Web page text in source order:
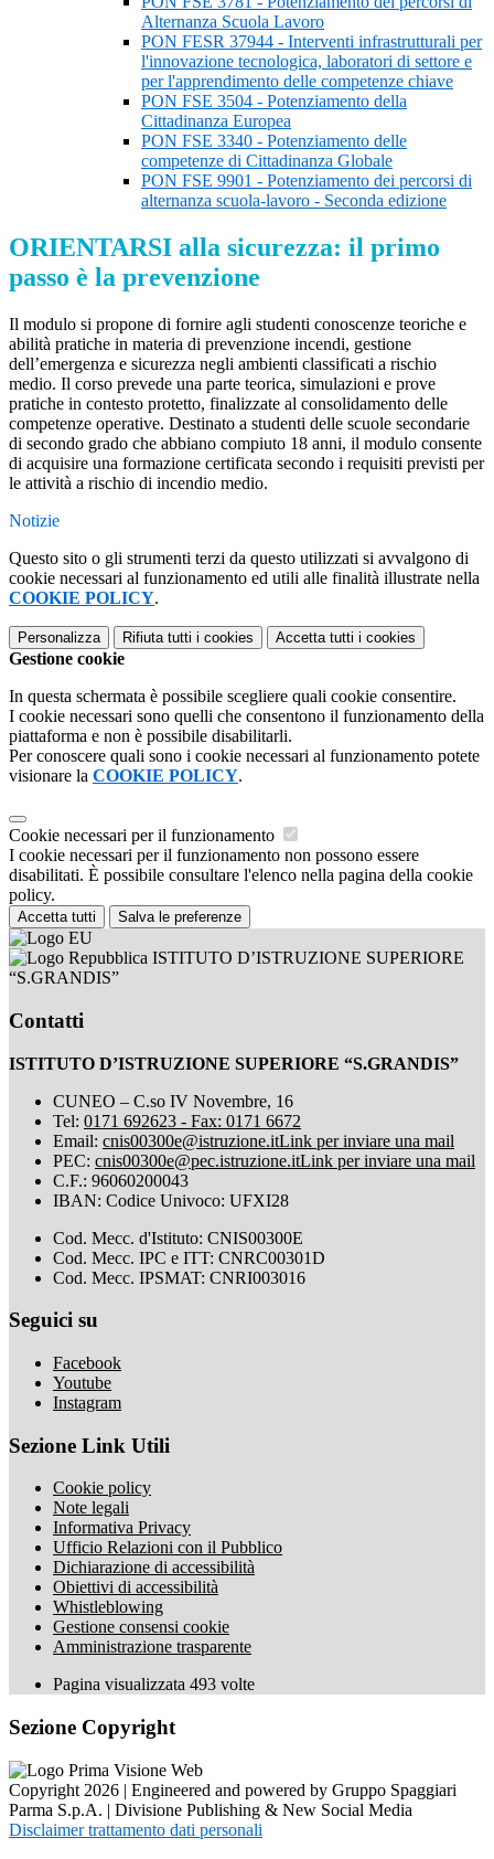
Alternanza Scuola Lavoro
PON FESR 37944 - Interventi infrastrutturali per
l'innovazione tecnologica, laboratori di settore e
per l'apprendimento delle competenze chiave
PON FSE 3504 - Potenziamento della
Cittadinanza Europea
PON FSE 3340 - Potenziamento delle
competenze di Cittadinanza Globale
PON FSE 9901 - Potenziamento dei percorsi di
alternanza scuola-lavoro - Seconda edizione
ORIENTARSI alla sicurezza: il primo
passo è la prevenzione
Il modulo si propone di fornire agli studenti conoscenze teoriche e
abilità pratiche in materia di prevenzione incendi, gestione
dell’emergenza e sicurezza negli ambienti classificati a rischio
medio. Il corso prevede una parte teorica, simulazioni e prove
pratiche in contesto protetto, finalizzate al consolidamento delle
competenze operative. Destinato a studenti delle scuole secondarie
di secondo grado che abbiano compiuto 18 anni, il modulo consente
di acquisire una formazione certificata secondo i requisiti previsti per
le attività a rischio di incendio medio.
Notizie
Questo sito o gli strumenti terzi da questo utilizzati si avvalgono di
cookie necessari al funzionamento ed utili alle finalità illustrate nella
COOKIE POLICY.
Personalizza Rifiuta tutti i cookies Accetta tutti i cookies
Gestione cookie
In questa schermata è possibile scegliere quali cookie consentire.
I cookie necessari sono quelli che consentono il funzionamento della
piattaforma e non è possibile disabilitarli.
Per conoscere quali sono i cookie necessari al funzionamento potete
visionare la COOKIE POLICY.
Cookie necessari per il funzionamento
I cookie necessari per il funzionamento non possono essere
disabilitati. È possibile consultare l'elenco nella pagina della cookie
policy.
Accetta tutti Salva le preferenze
ISTITUTO D’ISTRUZIONE SUPERIORE
“S.GRANDIS”
Contatti
ISTITUTO D’ISTRUZIONE SUPERIORE “S.GRANDIS”
CUNEO – C.so IV Novembre, 16
Tel: 0171 692623 - Fax: 0171 6672
Email: cnis00300e@istruzione.itLink per inviare una mail
PEC: cnis00300e@pec.istruzione.itLink per inviare una mail
C.F.: 96060200043
IBAN: Codice Univoco: UFXI28
Cod. Mecc. d'Istituto: CNIS00300E
Cod. Mecc. IPC e ITT: CNRC00301D
Cod. Mecc. IPSMAT: CNRI003016
Seguici su
Facebook
Youtube
Instagram
Sezione Link Utili
Cookie policy
Note legali
Informativa Privacy
Ufficio Relazioni con il Pubblico
Dichiarazione di accessibilità
Obiettivi di accessibilità
Whistleblowing
Gestione consensi cookie
Amministrazione trasparente
Pagina visualizzata 493 volte
Sezione Copyright
Copyright 2026 | Engineered and powered by Gruppo Spaggiari
Parma S.p.A. | Divisione Publishing & New Social Media
Disclaimer trattamento dati personali